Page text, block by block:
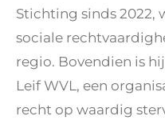
Stichting sinds 2022,
sociale
regio. Bovendien is
Leif WVL, een
recht op waardig